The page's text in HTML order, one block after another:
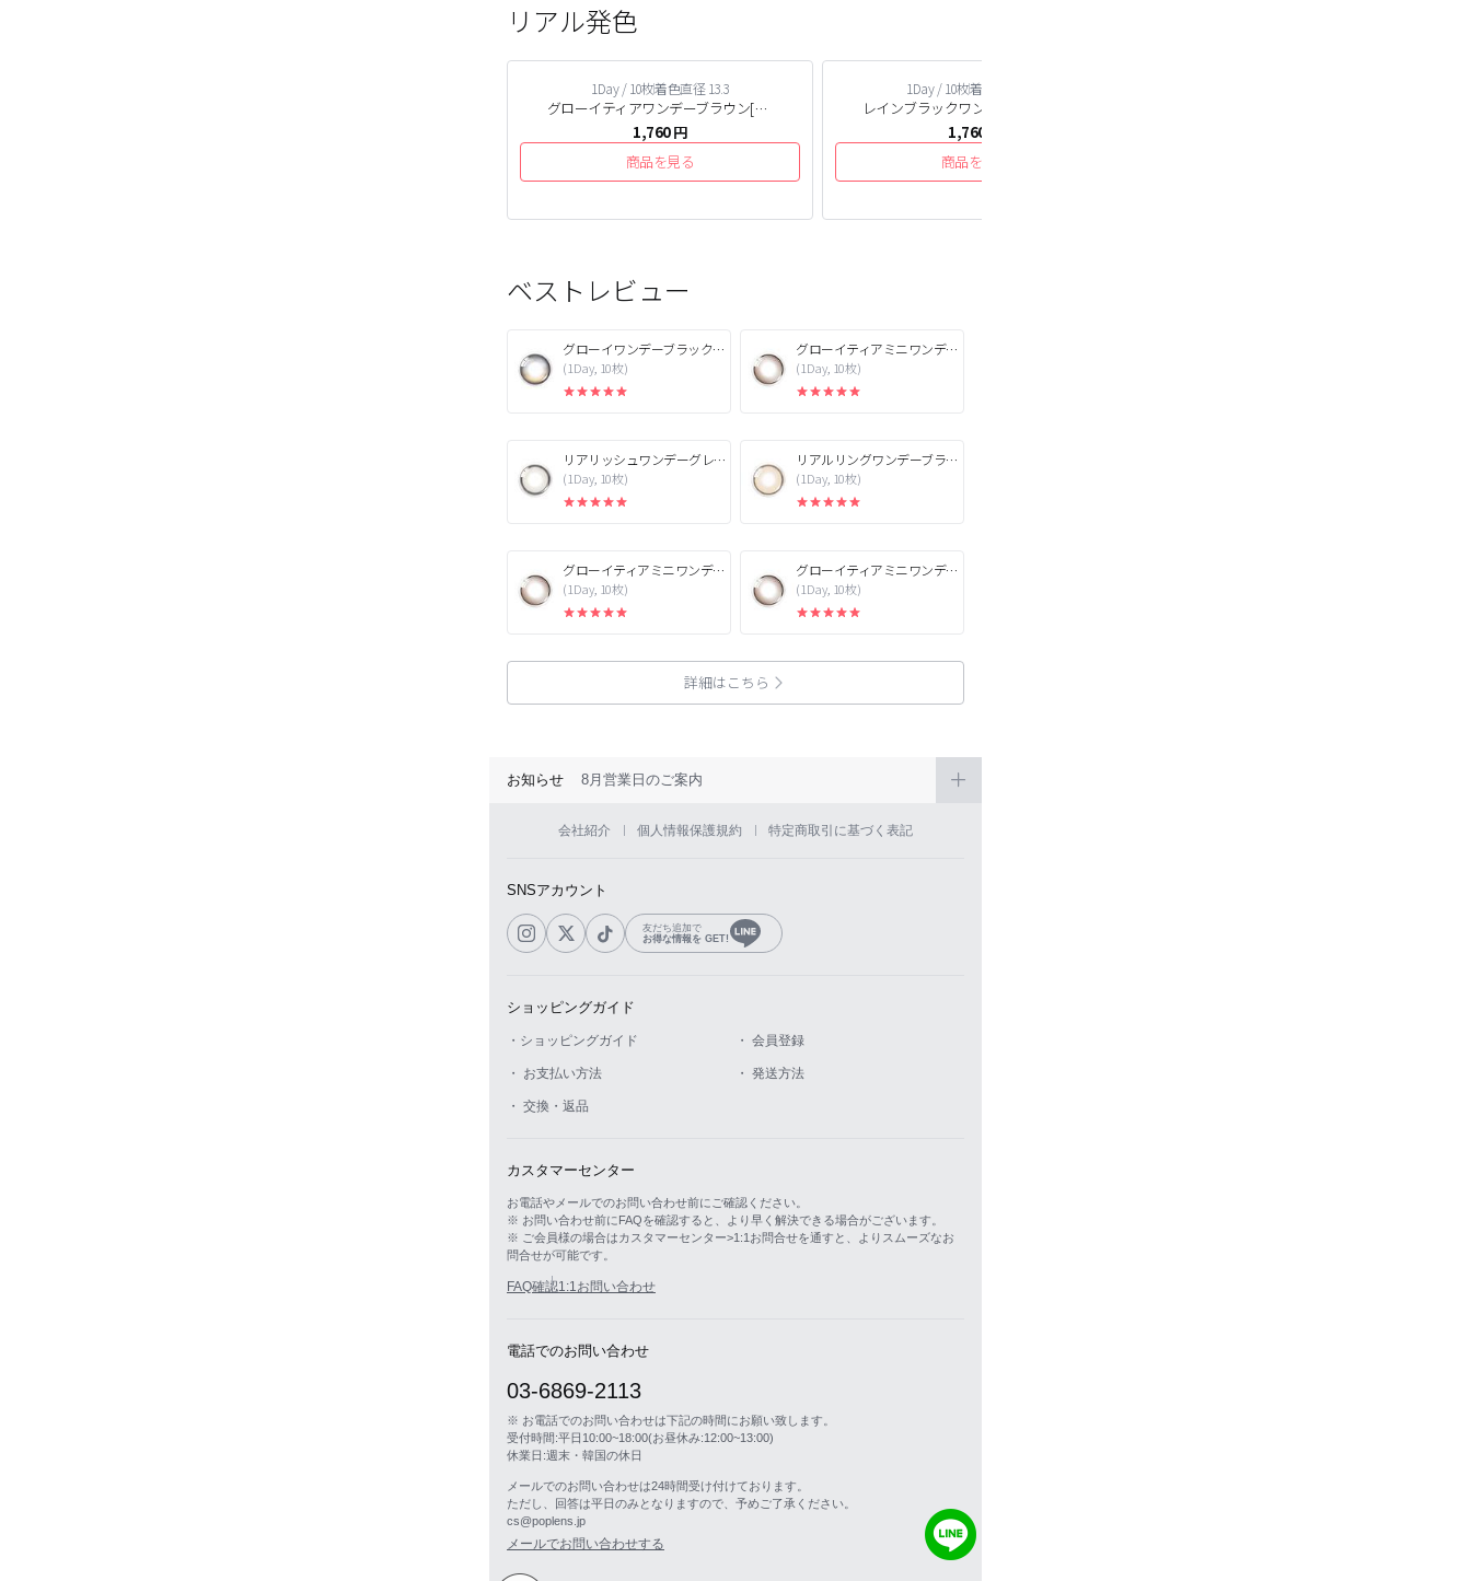
リアル発色
1Day / 10枚着色直径 13.3
グローイティアワンデーブラウン[1箱10枚]
1,760円
商品を見る
1Day / 10枚着色直径 13.5
レインブラックワンデー[1箱10枚]
1,760
商品を見る
ベストレビュー
グローイワンデーブラック[1箱10枚]
(1Day, 10枚)
グローイティアミニワンデーブラウン[1箱10枚]
(1Day, 10枚)
リアリッシュワンデーグレー[1箱10枚]
(1Day, 10枚)
リアルリングワンデーブラウン[1箱10枚]
(1Day, 10枚)
グローイティアミニワンデーブラウン[1箱10枚]
(1Day, 10枚)
グローイティアミニワンデーブラウン[1箱10枚]
(1Day, 10枚)
詳細はこちら
お知らせ 8月営業日のご案内
会社紹介 個人情報保護規約 特定商取引に基づく表記
SNSアカウント
友だち追加で
お得な情報を GET!
ショッピングガイド
・ショッピングガイド ・ 会員登録
・ お支払い方法 ・ 発送方法
・ 交換・返品
カスタマーセンター
お電話やメールでのお問い合わせ前にご確認ください。
※ お問い合わせ前にFAQを確認すると、より早く解決できる場合がございます。
※ ご会員様の場合はカスタマーセンター>1:1お問合せを通すと、よりスムーズなお
問合せが可能です。
FAQ確認1:1お問い合わせ
電話でのお問い合わせ
03-6869-2113
※ お電話でのお問い合わせは下記の時間にお願い致します。
受付時間:平日10:00~18:00(お昼休み:12:00~13:00)
休業日:週末・韓国の休日
メールでのお問い合わせは24時間受け付けております。
ただし、回答は平日のみとなりますので、予めご了承ください。
cs@poplens.jp
メールでお問い合わせする